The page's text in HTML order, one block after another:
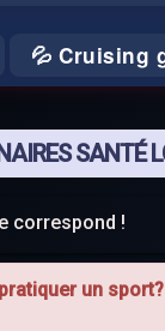
💦 Cruising
SANTÉ
correspond !
un